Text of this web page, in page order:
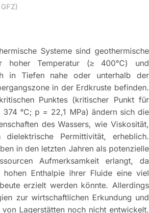
Systeme sind geothermische
hoher Temperatur (≥ 400°C) und
in Tiefen nahe oder unterhalb der
in der Erdkruste befinden.
Punktes (kritischer Punkt für
374 °C; p = 22,1 MPa) ändern sich die
des Wassers, wie Viskosität,
Permittivität, erheblich.
in den letzten Jahren als potenzielle
Aufmerksamkeit erlangt, da
Enthalpie ihrer Fluide eine viel
erzielt werden könnte. Allerdings
zur wirtschaftlichen Erkundung und
Lagerstätten noch nicht entwickelt.